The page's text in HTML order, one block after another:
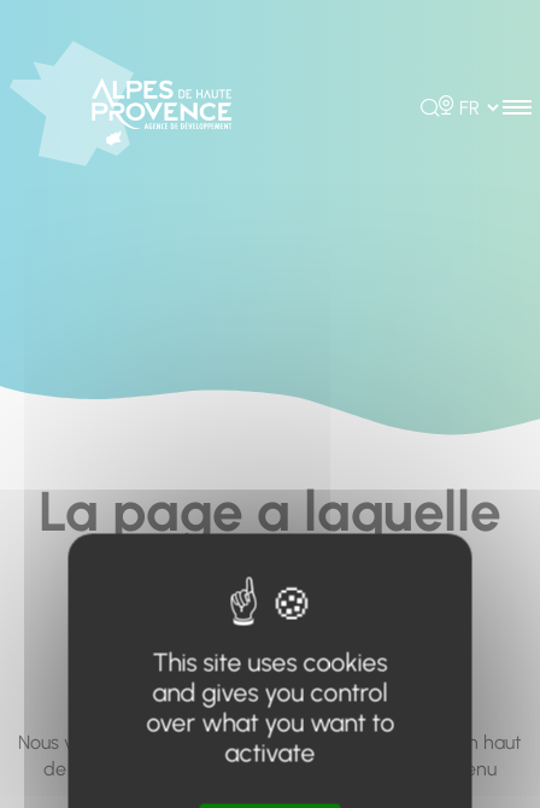
Rechercher
Choisir la
La page a laquelle
vous cherchez à
accéder n'existe
pas... ou plus.
Nous vous invitons à utiliser le moteur de recherche en haut
de page, ou à utiliser le menu pour trouver le contenu
This site uses cookies
and gives you control
over what you want to
activate